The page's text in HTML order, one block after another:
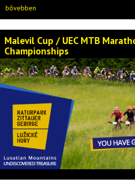
bővebben
Malevil Cup / UEC MTB
Championships